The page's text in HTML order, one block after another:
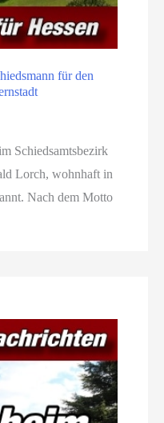
für den
Schiedsamtsbezirk
Lorch, wohnhaft in
Nach dem Motto